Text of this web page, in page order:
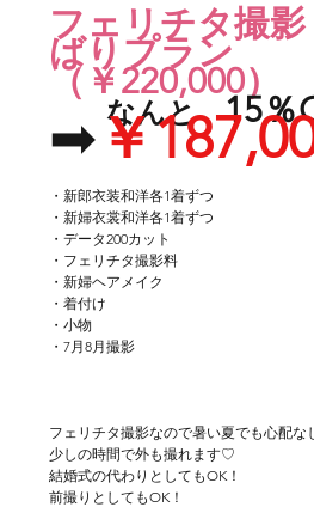
フェリチタ撮影
ばりプラン
（￥220,000）
なんと 15
➡￥
・新郎衣装和洋各1着ずつ
・新婦衣裳和洋各1着ずつ
・データ200カット
・フェリチタ撮影料
・新婦ヘアメイク
・着付け
・小物
・7月8月撮影
フェリチタ撮影なので暑い夏でも心配な
少しの時間で外も撮れます♡
結婚式の代わりとしてもOK！
前撮りとしてもOK！